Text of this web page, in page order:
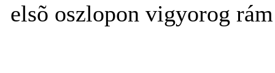
elsõ oszlopon vigyorog